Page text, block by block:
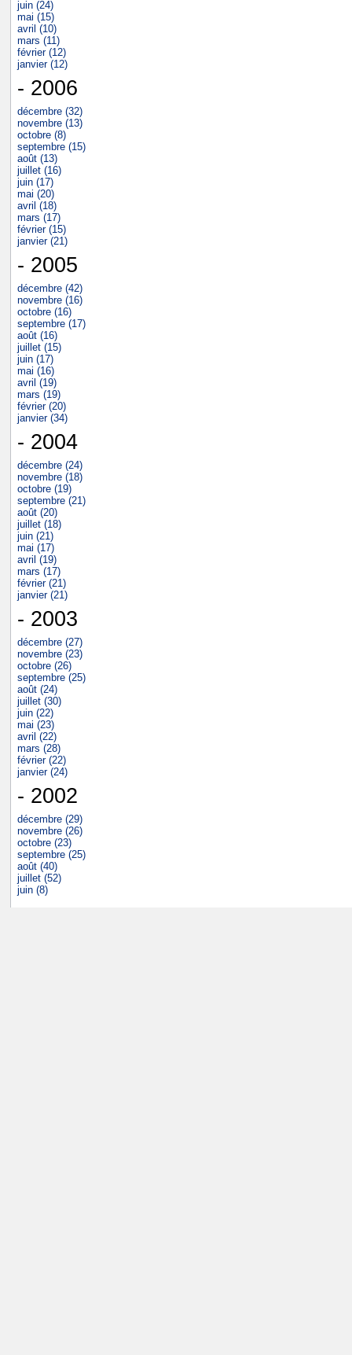
juin (24)
mai (15)
avril (10)
mars (11)
février (12)
janvier (12)
- 2006
décembre (32)
novembre (13)
octobre (8)
septembre (15)
août (13)
juillet (16)
juin (17)
mai (20)
avril (18)
mars (17)
février (15)
janvier (21)
- 2005
décembre (42)
novembre (16)
octobre (16)
septembre (17)
août (16)
juillet (15)
juin (17)
mai (16)
avril (19)
mars (19)
février (20)
janvier (34)
- 2004
décembre (24)
novembre (18)
octobre (19)
septembre (21)
août (20)
juillet (18)
juin (21)
mai (17)
avril (19)
mars (17)
février (21)
janvier (21)
- 2003
décembre (27)
novembre (23)
octobre (26)
septembre (25)
août (24)
juillet (30)
juin (22)
mai (23)
avril (22)
mars (28)
février (22)
janvier (24)
- 2002
décembre (29)
novembre (26)
octobre (23)
septembre (25)
août (40)
juillet (52)
juin (8)